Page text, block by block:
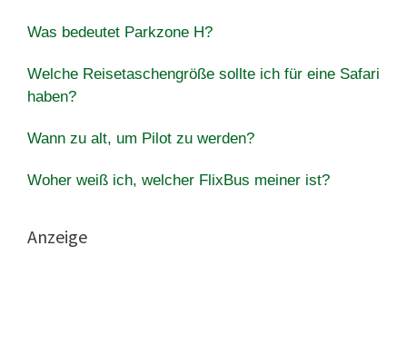
Was bedeutet Parkzone H?
Welche Reisetaschengröße sollte ich für eine Safari
haben?
Wann zu alt, um Pilot zu werden?
Woher weiß ich, welcher FlixBus meiner ist?
Anzeige